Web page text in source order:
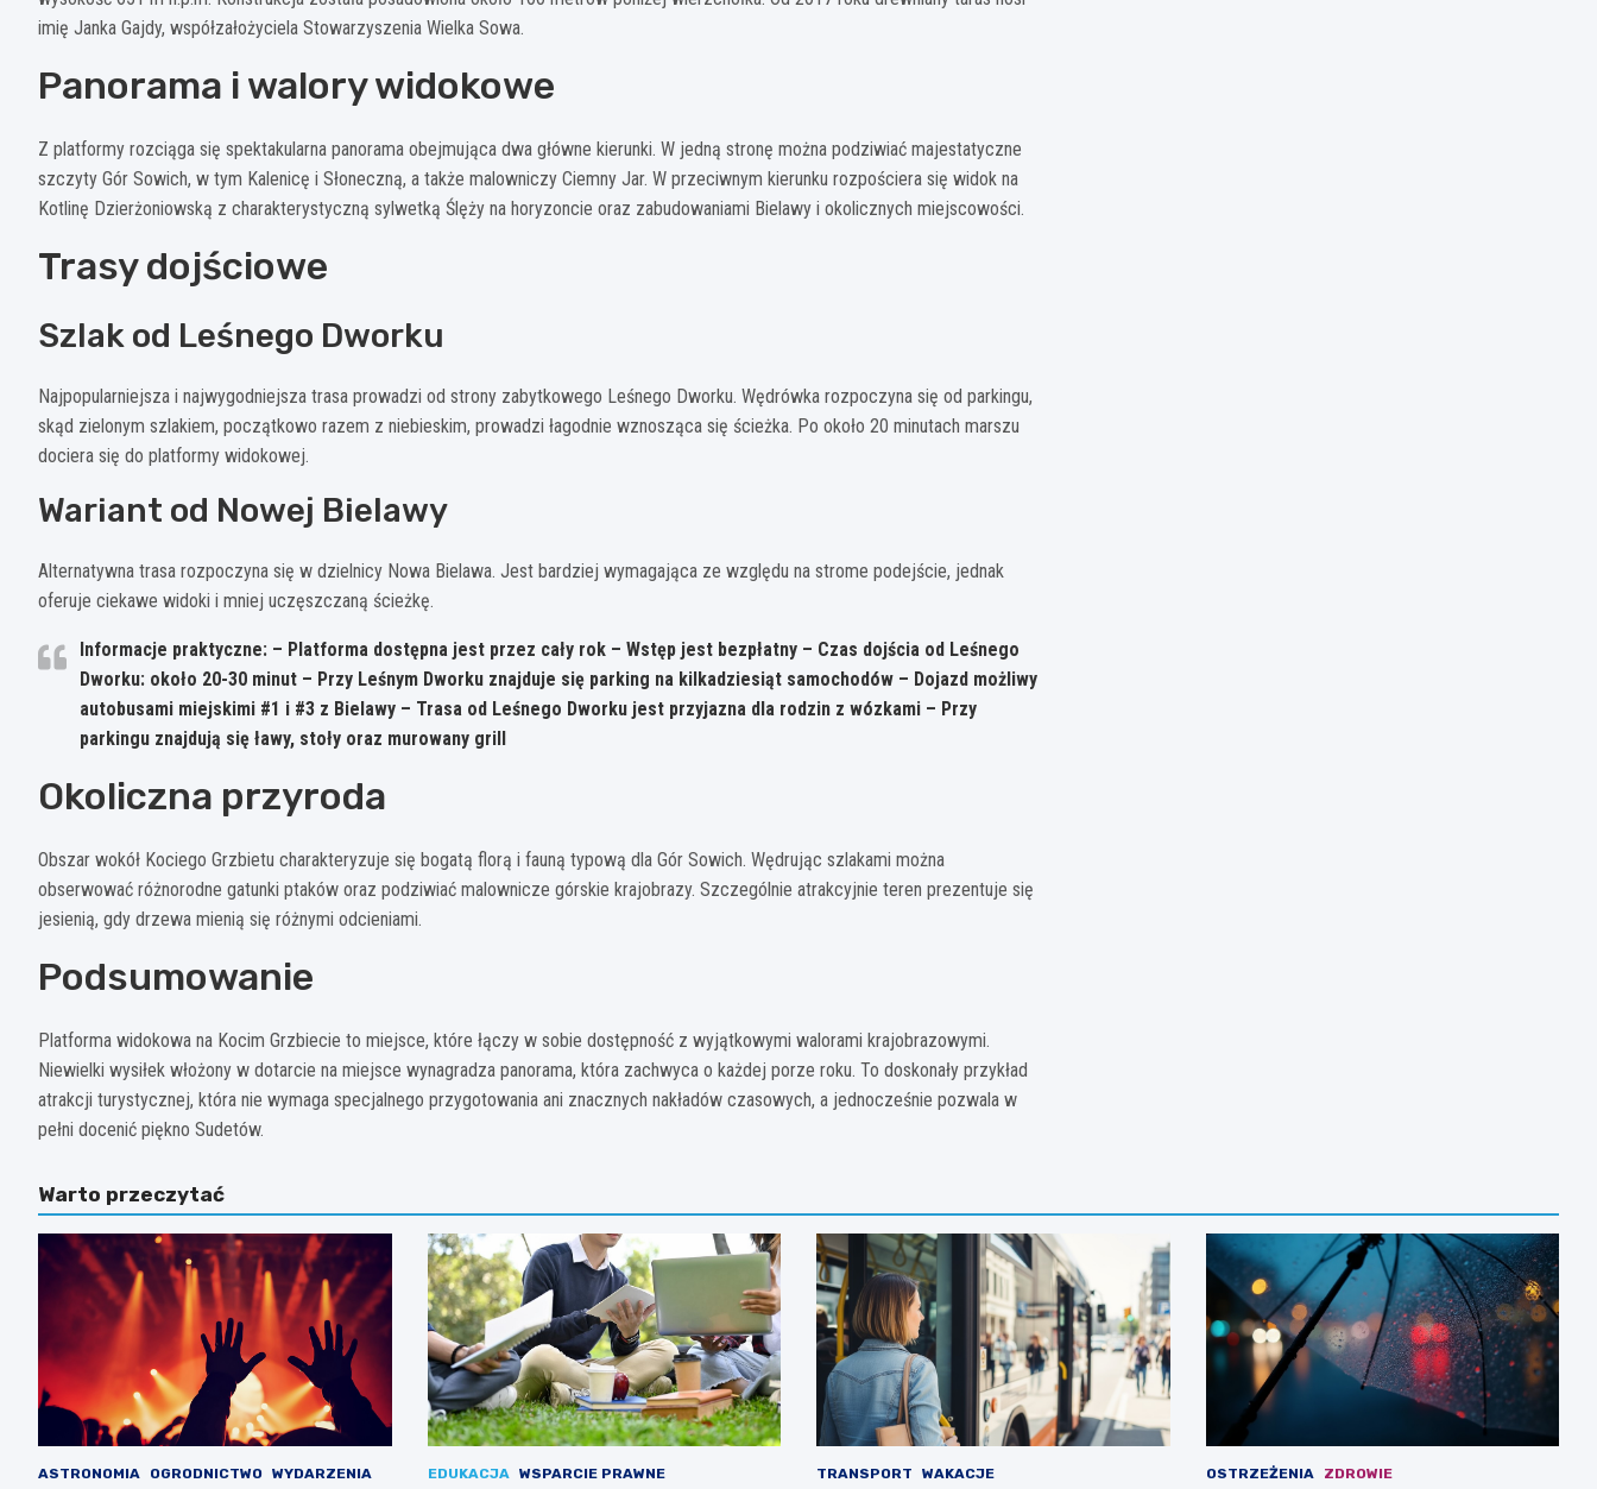
imię Janka Gajdy, współzałożyciela Stowarzyszenia Wielka Sowa.
Panorama i walory widokowe
Z platformy rozciąga się spektakularna panorama obejmująca dwa główne kierunki. W jedną stronę można podziwiać majestatyczne
szczyty Gór Sowich, w tym Kalenicę i Słoneczną, a także malowniczy Ciemny Jar. W przeciwnym kierunku rozpościera się widok na
Kotlinę Dzierżoniowską z charakterystyczną sylwetką Ślęży na horyzoncie oraz zabudowaniami Bielawy i okolicznych miejscowości.
Trasy dojściowe
Szlak od Leśnego Dworku
Najpopularniejsza i najwygodniejsza trasa prowadzi od strony zabytkowego Leśnego Dworku. Wędrówka rozpoczyna się od parkingu,
skąd zielonym szlakiem, początkowo razem z niebieskim, prowadzi łagodnie wznosząca się ścieżka. Po około 20 minutach marszu
dociera się do platformy widokowej.
Wariant od Nowej Bielawy
Alternatywna trasa rozpoczyna się w dzielnicy Nowa Bielawa. Jest bardziej wymagająca ze względu na strome podejście, jednak
oferuje ciekawe widoki i mniej uczęszczaną ścieżkę.
Informacje praktyczne: – Platforma dostępna jest przez cały rok – Wstęp jest bezpłatny – Czas dojścia od Leśnego
Dworku: około 20-30 minut – Przy Leśnym Dworku znajduje się parking na kilkadziesiąt samochodów – Dojazd możliwy
autobusami miejskimi #1 i #3 z Bielawy – Trasa od Leśnego Dworku jest przyjazna dla rodzin z wózkami – Przy
parkingu znajdują się ławy, stoły oraz murowany grill
Okoliczna przyroda
Obszar wokół Kociego Grzbietu charakteryzuje się bogatą florą i fauną typową dla Gór Sowich. Wędrując szlakami można
obserwować różnorodne gatunki ptaków oraz podziwiać malownicze górskie krajobrazy. Szczególnie atrakcyjnie teren prezentuje się
jesienią, gdy drzewa mienią się różnymi odcieniami.
Podsumowanie
Platforma widokowa na Kocim Grzbiecie to miejsce, które łączy w sobie dostępność z wyjątkowymi walorami krajobrazowymi.
Niewielki wysiłek włożony w dotarcie na miejsce wynagradza panorama, która zachwyca o każdej porze roku. To doskonały przykład
atrakcji turystycznej, która nie wymaga specjalnego przygotowania ani znacznych nakładów czasowych, a jednocześnie pozwala w
pełni docenić piękno Sudetów.
Warto przeczytać
ASTRONOMIA OGRODNICTWO WYDARZENIA EDUKACJA WSPARCIE PRAWNE TRANSPORT WAKACJE OSTRZEŻENIA ZDROWIE